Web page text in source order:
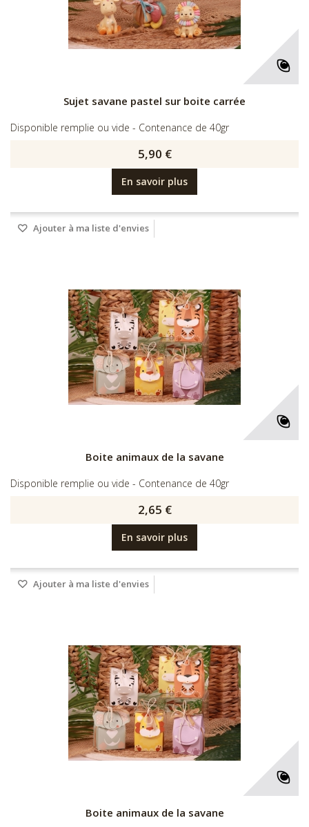
Sujet savane pastel sur boite carrée
Disponible remplie ou vide - Contenance de 40gr
5,90 €
En savoir plus
Ajouter à ma liste d'envies
Boite animaux de la savane
Disponible remplie ou vide - Contenance de 40gr
2,65 €
En savoir plus
Ajouter à ma liste d'envies
Boite animaux de la savane